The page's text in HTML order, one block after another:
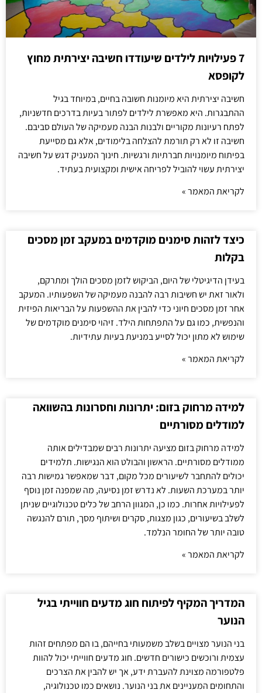
7 פעילויות לילדים שיעודדו חשיבה יצירתית מחוץ
לקופסא
חשיבה יצירתית היא מיומנות חשובה בחיים, במיוחד בגיל
ההתבגרות. היא מאפשרת לילדים לפתור בעיות בדרכים חדשניות,
לפתח רעיונות מקוריים ולבנות הבנה מעמיקה של העולם סביבם.
חשיבה זו לא רק תורמת להצלחה בלימודים, אלא גם מסייעת
בפיתוח מיומנויות חברתיות ורגשיות. חינוך המעניק דגש על חשיבה
יצירתית עשוי להוביל לפריחה אישית ומקצועית בעתיד.
לקריאת המאמר »
כיצד לזהות סימנים מוקדמים במעקב זמן מסכים
בקלות
בעידן הדיגיטלי של היום, הביקוש לזמן מסכים הולך ומתרקם,
ולאור זאת יש חשיבות רבה להבנה מעמיקה של השפעותיו. המעקב
אחר זמן מסכים חיוני כדי להבין את ההשפעות על הבריאות הפיזית
והנפשית, כמו גם על התפתחות הילד. זיהוי סימנים מוקדמים של
שימוש לא מתון יכול לסייע במניעת בעיות עתידיות.
לקריאת המאמר »
למידה מרחוק בזום: יתרונות וחסרונות בהשוואה
למודלים מסורתיים
למידה מרחוק בזום מציעה יתרונות רבים שמבדילים אותה
ממודלים מסורתיים. הראשון והבולט הוא הנגישות. תלמידים
יכולים להתחבר לשיעורים מכל מקום, דבר שמאפשר גמישות רבה
יותר במערכת השעות. לא נדרש זמן נסיעה, מה שמפנה זמן נוסף
לפעילויות אחרות. כמו כן, המגוון הרחב של כלים טכנולוגיים שניתן
לשלב בשיעורים, כגון מצגות, סקרים ושיתוף מסך, תורם להנגשה
טובה יותר של החומר הנלמד.
לקריאת המאמר »
המדריך המקיף לפיתוח חוג מדעים חווייתי בגיל
הנוער
בני הנוער מצויים בשלב משמעותי בחייהם, בו הם מפתחים זהות
עצמית ורוכשים כישורים חדשים. חוג מדעים חווייתי יכול להוות
פלטפורמה מצוינת להעברת ידע, אך יש להבין את הצרכים
והתחומים המעניינים את בני הנוער. נושאים כמו טכנולוגיה,